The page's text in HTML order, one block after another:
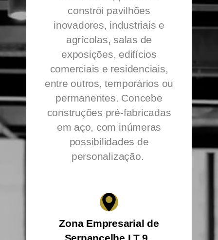
desenvolve, produz e
constrói pavilhões
inovadores, industriais e
agrícolas, salas de
exposições, edifícios
comerciais e residenciais,
entre outros, temporários ou
permanentes. Concebe
construções pré-fabricadas
em aço, com inúmeras
possibilidades de
Zona Empresarial de